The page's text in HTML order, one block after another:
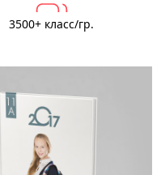
3500+ класс/гр.